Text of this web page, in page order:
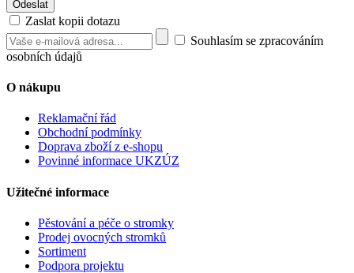
Zaslat kopii dotazu
Souhlasím se zpracováním
osobních údajů
O nákupu
Reklamační řád
Obchodní podmínky
Doprava zboží z e-shopu
Povinné informace UKZÚZ
Užitečné informace
Pěstování a péče o stromky
Prodej ovocných stromků
Sortiment
Podpora projektu